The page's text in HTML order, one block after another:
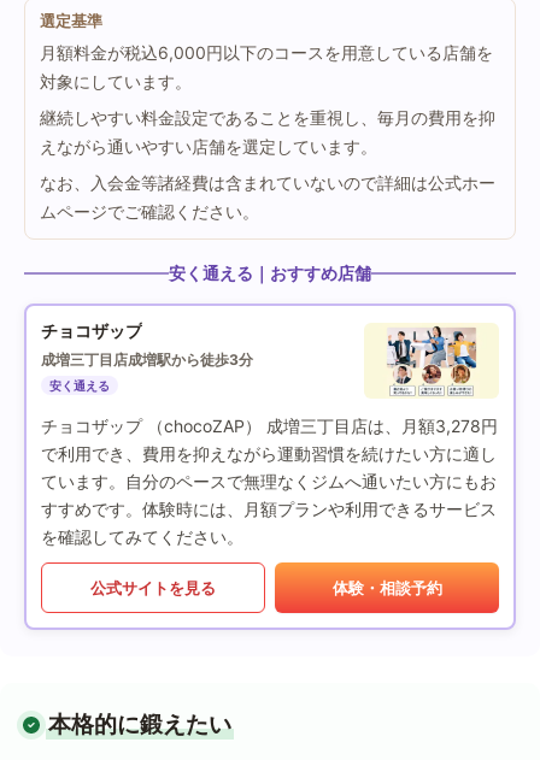
選定基準
月額料金が税込6,000円以下のコースを用意している店舗を
対象にしています。
継続しやすい料金設定であることを重視し、毎月の費用を抑
えながら通いやすい店舗を選定しています。
なお、入会金等諸経費は含まれていないので詳細は公式ホー
ムページでご確認ください。
安く通える｜おすすめ店舗
チョコザップ
成増三丁目店成増駅から徒歩3分
安く通える
チョコザップ （chocoZAP） 成増三丁目店は、月額3,278円
で利用でき、費用を抑えながら運動習慣を続けたい方に適し
ています。自分のペースで無理なくジムへ通いたい方にもお
すすめです。体験時には、月額プランや利用できるサービス
を確認してみてください。
公式サイトを見る 体験・相談予約
本格的に鍛えたい